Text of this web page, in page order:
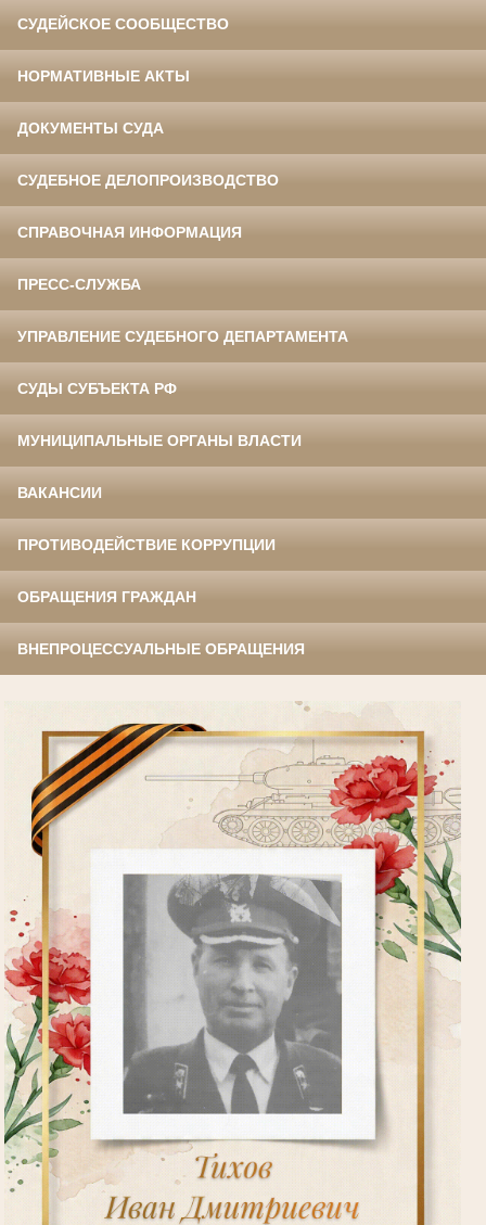
СУДЕЙСКОЕ СООБЩЕСТВО
НОРМАТИВНЫЕ АКТЫ
ДОКУМЕНТЫ СУДА
СУДЕБНОЕ ДЕЛОПРОИЗВОДСТВО
СПРАВОЧНАЯ ИНФОРМАЦИЯ
ПРЕСС-СЛУЖБА
УПРАВЛЕНИЕ СУДЕБНОГО ДЕПАРТАМЕНТА
СУДЫ СУБЪЕКТА РФ
МУНИЦИПАЛЬНЫЕ ОРГАНЫ ВЛАСТИ
ВАКАНСИИ
ПРОТИВОДЕЙСТВИЕ КОРРУПЦИИ
ОБРАЩЕНИЯ ГРАЖДАН
ВНЕПРОЦЕССУАЛЬНЫЕ ОБРАЩЕНИЯ